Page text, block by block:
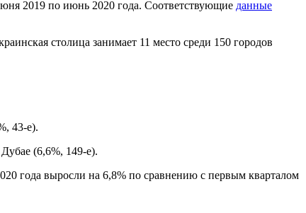
2019 по июнь 2020 года. Соответствующие данные
столица занимает 11 место среди 150 городов
43-е).
(6,6%, 149-е).
года выросли на 6,8% по сравнению с первым кварталом